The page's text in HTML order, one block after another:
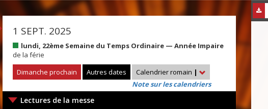
1 SEPT. 2025
lundi, 22ème Semaine du Temps Ordinaire — Année Impaire
de la férie
Dimanche prochain
Autres dates Calendrier romain |
Note sur les calendriers
Lectures de la messe